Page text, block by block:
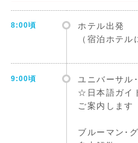
8:00頃
ホテル出発
（宿泊ホテル
9:00頃
ユニバーサル
☆日本語ガイ
ご案内します
ブルーマン･